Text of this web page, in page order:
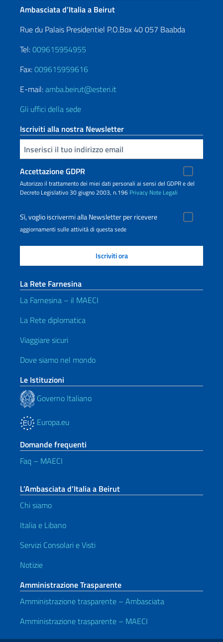
Ambasciata d’Italia a Beirut
Rue du Palais Presidentiel P.O.Box 40 057 Baabda
Tel:009615954955
Fax:009615959616
E-mail:amba.beirut@esteri.it
Gli uffici della sede
Iscriviti alla nostra Newsletter
Inserisci la tua email
Accettazione GDPR
Autorizzo il trattamento dei miei dati personali ai sensi del GDPR e del
Decreto Legislativo 30 giugno 2003, n.196 Privacy Note Legali
Sì, voglio iscrivermi alla Newsletter per ricevere
aggiornamenti sulle attività di questa sede
La Rete Farnesina
La Farnesina – il MAECI
La Rete diplomatica
Viaggiare sicuri
Dove siamo nel mondo
Le Istituzioni
Governo Italiano
Europa.eu
Domande frequenti
Faq – MAECI
L’Ambasciata d’Italia a Beirut
Chi siamo
Italia e Libano
Servizi Consolari e Visti
Notizie
Amministrazione Trasparente
Amministrazione trasparente – Ambasciata
Amministrazione trasparente – MAECI